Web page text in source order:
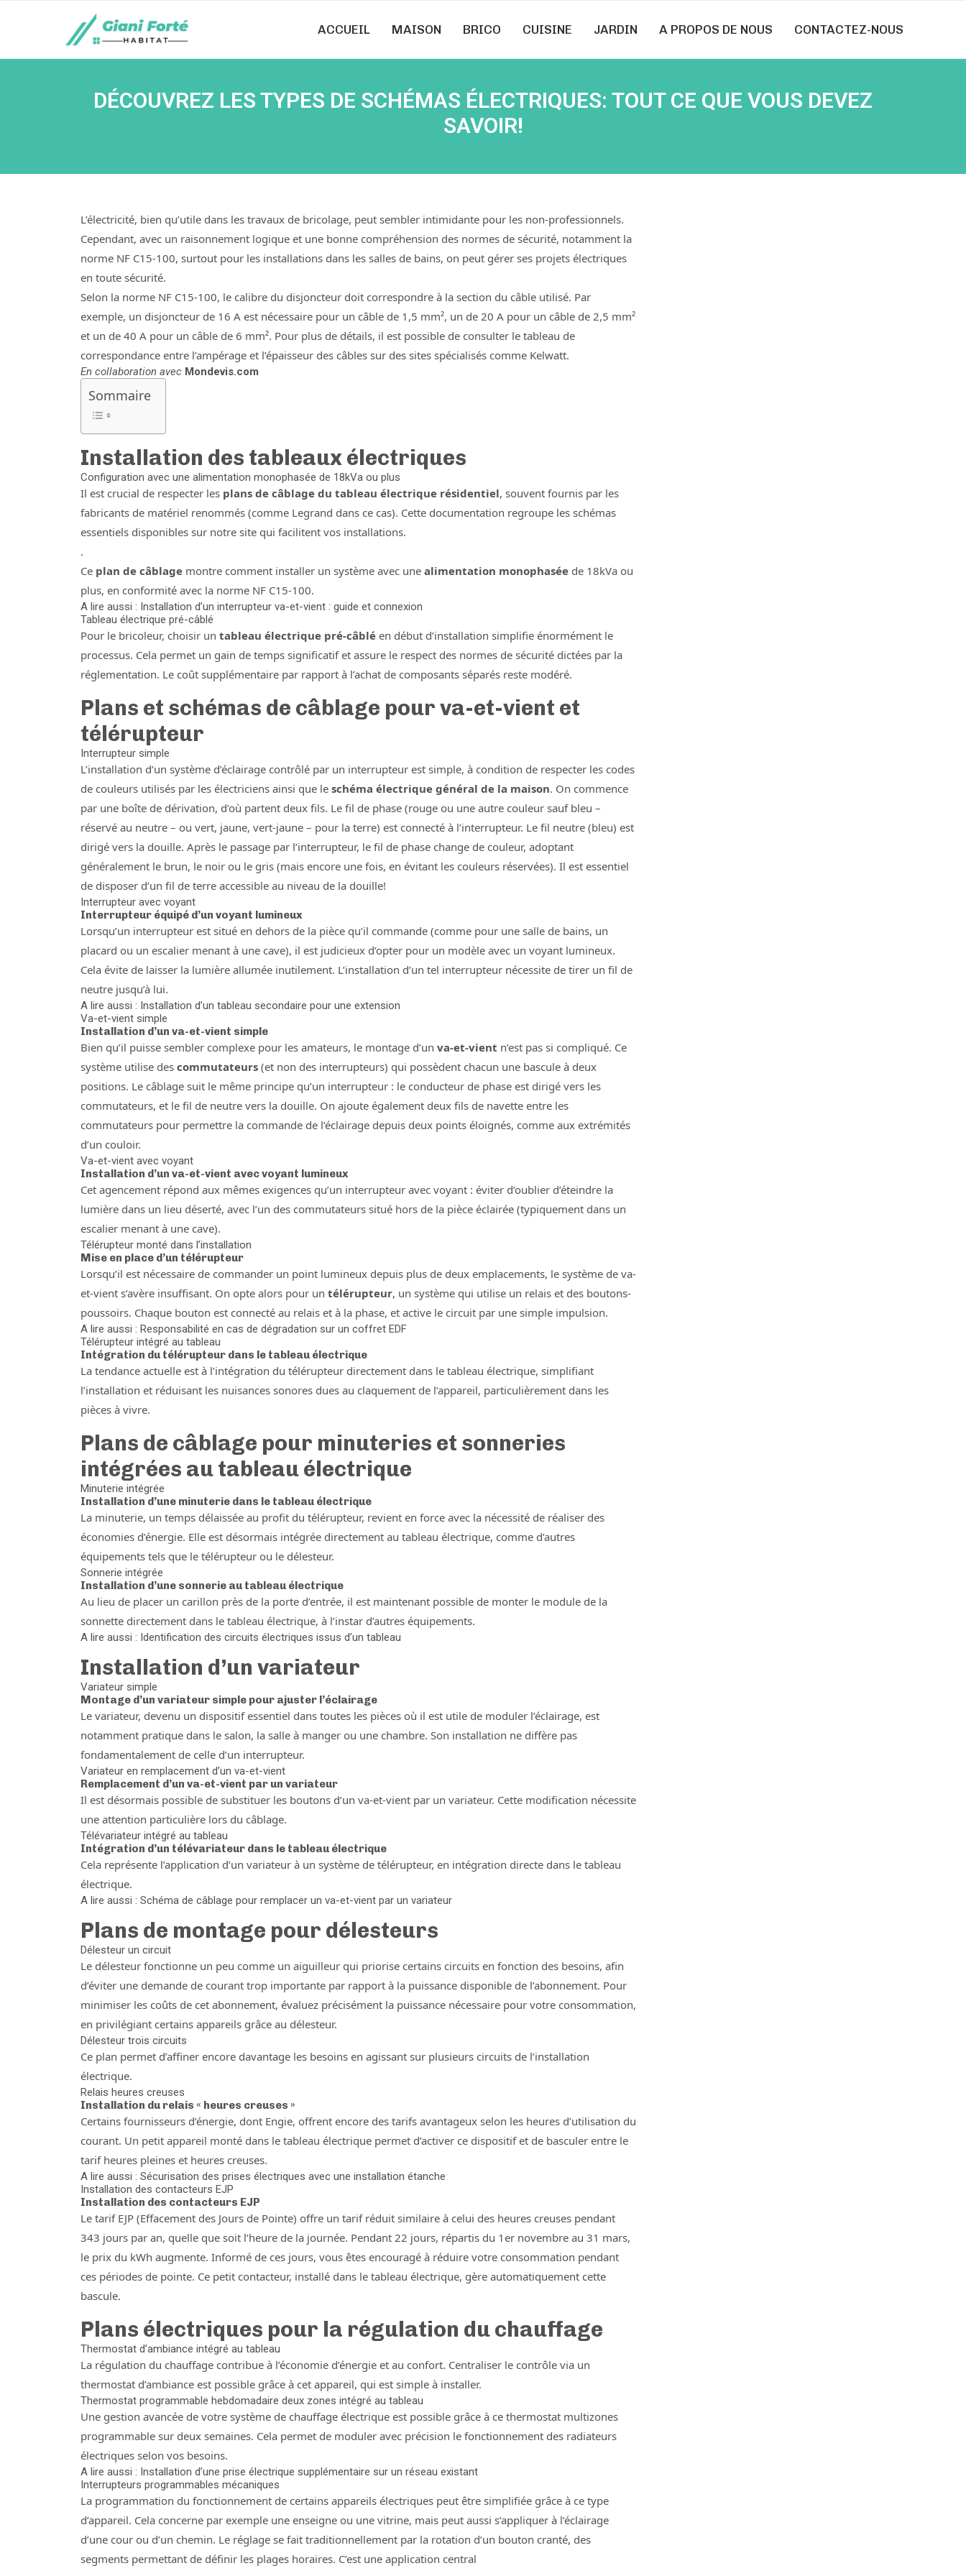
ACCUEIL MAISON BRICO CUISINE JARDIN A PROPOS DE NOUS CONTACTEZ-NOUS
DÉCOUVREZ LES TYPES DE SCHÉMAS ÉLECTRIQUES: TOUT CE QUE VOUS DEVEZ
SAVOIR!
L’électricité, bien qu’utile dans les travaux de bricolage, peut sembler intimidante pour les non-professionnels.
Cependant, avec un raisonnement logique et une bonne compréhension des normes de sécurité, notamment la
norme NF C15-100, surtout pour les installations dans les salles de bains, on peut gérer ses projets électriques
en toute sécurité.
Selon la norme NF C15-100, le calibre du disjoncteur doit correspondre à la section du câble utilisé. Par
exemple, un disjoncteur de 16 A est nécessaire pour un câble de 1,5 mm², un de 20 A pour un câble de 2,5 mm²
et un de 40 A pour un câble de 6 mm². Pour plus de détails, il est possible de consulter le tableau de
correspondance entre l’ampérage et l’épaisseur des câbles sur des sites spécialisés comme Kelwatt.
En collaboration avec Mondevis.com
Sommaire
Installation des tableaux électriques
Configuration avec une alimentation monophasée de 18kVa ou plus
Il est crucial de respecter les plans de câblage du tableau électrique résidentiel, souvent fournis par les
fabricants de matériel renommés (comme Legrand dans ce cas). Cette documentation regroupe les schémas
essentiels disponibles sur notre site qui facilitent vos installations.
.
Ce plan de câblage montre comment installer un système avec une alimentation monophasée de 18kVa ou
plus, en conformité avec la norme NF C15-100.
A lire aussi : Installation d’un interrupteur va-et-vient : guide et connexion
Tableau électrique pré-câblé
Pour le bricoleur, choisir un tableau électrique pré-câblé en début d’installation simplifie énormément le
processus. Cela permet un gain de temps significatif et assure le respect des normes de sécurité dictées par la
réglementation. Le coût supplémentaire par rapport à l’achat de composants séparés reste modéré.
Plans et schémas de câblage pour va-et-vient et
télérupteur
Interrupteur simple
L’installation d’un système d’éclairage contrôlé par un interrupteur est simple, à condition de respecter les codes
de couleurs utilisés par les électriciens ainsi que le schéma électrique général de la maison. On commence
par une boîte de dérivation, d’où partent deux fils. Le fil de phase (rouge ou une autre couleur sauf bleu –
réservé au neutre – ou vert, jaune, vert-jaune – pour la terre) est connecté à l’interrupteur. Le fil neutre (bleu) est
dirigé vers la douille. Après le passage par l’interrupteur, le fil de phase change de couleur, adoptant
généralement le brun, le noir ou le gris (mais encore une fois, en évitant les couleurs réservées). Il est essentiel
de disposer d’un fil de terre accessible au niveau de la douille!
Interrupteur avec voyant
Interrupteur équipé d’un voyant lumineux
Lorsqu’un interrupteur est situé en dehors de la pièce qu’il commande (comme pour une salle de bains, un
placard ou un escalier menant à une cave), il est judicieux d’opter pour un modèle avec un voyant lumineux.
Cela évite de laisser la lumière allumée inutilement. L’installation d’un tel interrupteur nécessite de tirer un fil de
neutre jusqu’à lui.
A lire aussi : Installation d’un tableau secondaire pour une extension
Va-et-vient simple
Installation d’un va-et-vient simple
Bien qu’il puisse sembler complexe pour les amateurs, le montage d’un va-et-vient n’est pas si compliqué. Ce
système utilise des commutateurs (et non des interrupteurs) qui possèdent chacun une bascule à deux
positions. Le câblage suit le même principe qu’un interrupteur : le conducteur de phase est dirigé vers les
commutateurs, et le fil de neutre vers la douille. On ajoute également deux fils de navette entre les
commutateurs pour permettre la commande de l’éclairage depuis deux points éloignés, comme aux extrémités
d’un couloir.
Va-et-vient avec voyant
Installation d’un va-et-vient avec voyant lumineux
Cet agencement répond aux mêmes exigences qu’un interrupteur avec voyant : éviter d’oublier d’éteindre la
lumière dans un lieu déserté, avec l’un des commutateurs situé hors de la pièce éclairée (typiquement dans un
escalier menant à une cave).
Télérupteur monté dans l’installation
Mise en place d’un télérupteur
Lorsqu’il est nécessaire de commander un point lumineux depuis plus de deux emplacements, le système de va-
et-vient s’avère insuffisant. On opte alors pour un télérupteur, un système qui utilise un relais et des boutons-
poussoirs. Chaque bouton est connecté au relais et à la phase, et active le circuit par une simple impulsion.
A lire aussi : Responsabilité en cas de dégradation sur un coffret EDF
Télérupteur intégré au tableau
Intégration du télérupteur dans le tableau électrique
La tendance actuelle est à l’intégration du télérupteur directement dans le tableau électrique, simplifiant
l’installation et réduisant les nuisances sonores dues au claquement de l’appareil, particulièrement dans les
pièces à vivre.
Plans de câblage pour minuteries et sonneries
intégrées au tableau électrique
Minuterie intégrée
Installation d’une minuterie dans le tableau électrique
La minuterie, un temps délaissée au profit du télérupteur, revient en force avec la nécessité de réaliser des
économies d’énergie. Elle est désormais intégrée directement au tableau électrique, comme d’autres
équipements tels que le télérupteur ou le délesteur.
Sonnerie intégrée
Installation d’une sonnerie au tableau électrique
Au lieu de placer un carillon près de la porte d’entrée, il est maintenant possible de monter le module de la
sonnette directement dans le tableau électrique, à l’instar d’autres équipements.
A lire aussi : Identification des circuits électriques issus d’un tableau
Installation d’un variateur
Variateur simple
Montage d’un variateur simple pour ajuster l’éclairage
Le variateur, devenu un dispositif essentiel dans toutes les pièces où il est utile de moduler l’éclairage, est
notamment pratique dans le salon, la salle à manger ou une chambre. Son installation ne diffère pas
fondamentalement de celle d’un interrupteur.
Variateur en remplacement d’un va-et-vient
Remplacement d’un va-et-vient par un variateur
Il est désormais possible de substituer les boutons d’un va-et-vient par un variateur. Cette modification nécessite
une attention particulière lors du câblage.
Télévariateur intégré au tableau
Intégration d’un télévariateur dans le tableau électrique
Cela représente l’application d’un variateur à un système de télérupteur, en intégration directe dans le tableau
électrique.
A lire aussi : Schéma de câblage pour remplacer un va-et-vient par un variateur
Plans de montage pour délesteurs
Délesteur un circuit
Le délesteur fonctionne un peu comme un aiguilleur qui priorise certains circuits en fonction des besoins, afin
d’éviter une demande de courant trop importante par rapport à la puissance disponible de l’abonnement. Pour
minimiser les coûts de cet abonnement, évaluez précisément la puissance nécessaire pour votre consommation,
en privilégiant certains appareils grâce au délesteur.
Délesteur trois circuits
Ce plan permet d’affiner encore davantage les besoins en agissant sur plusieurs circuits de l’installation
électrique.
Relais heures creuses
Installation du relais « heures creuses »
Certains fournisseurs d’énergie, dont Engie, offrent encore des tarifs avantageux selon les heures d’utilisation du
courant. Un petit appareil monté dans le tableau électrique permet d’activer ce dispositif et de basculer entre le
tarif heures pleines et heures creuses.
A lire aussi : Sécurisation des prises électriques avec une installation étanche
Installation des contacteurs EJP
Installation des contacteurs EJP
Le tarif EJP (Effacement des Jours de Pointe) offre un tarif réduit similaire à celui des heures creuses pendant
343 jours par an, quelle que soit l’heure de la journée. Pendant 22 jours, répartis du 1er novembre au 31 mars,
le prix du kWh augmente. Informé de ces jours, vous êtes encouragé à réduire votre consommation pendant
ces périodes de pointe. Ce petit contacteur, installé dans le tableau électrique, gère automatiquement cette
bascule.
Plans électriques pour la régulation du chauffage
Thermostat d’ambiance intégré au tableau
La régulation du chauffage contribue à l’économie d’énergie et au confort. Centraliser le contrôle via un
thermostat d’ambiance est possible grâce à cet appareil, qui est simple à installer.
Thermostat programmable hebdomadaire deux zones intégré au tableau
Une gestion avancée de votre système de chauffage électrique est possible grâce à ce thermostat multizones
programmable sur deux semaines. Cela permet de moduler avec précision le fonctionnement des radiateurs
électriques selon vos besoins.
A lire aussi : Installation d’une prise électrique supplémentaire sur un réseau existant
Interrupteurs programmables mécaniques
La programmation du fonctionnement de certains appareils électriques peut être simplifiée grâce à ce type
d’appareil. Cela concerne par exemple une enseigne ou une vitrine, mais peut aussi s’appliquer à l’éclairage
d’une cour ou d’un chemin. Le réglage se fait traditionnellement par la rotation d’un bouton cranté, des
segments permettant de définir les plages horaires. C’est une application central